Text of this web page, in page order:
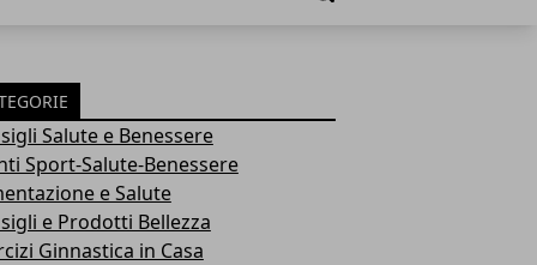
Salute e Benessere
Sport-Salute-Benessere
e Salute
e Prodotti Bellezza
Ginnastica in Casa